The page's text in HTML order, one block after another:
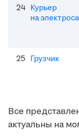
24 Курьер
на
25 Грузчик
Все
актуальны на